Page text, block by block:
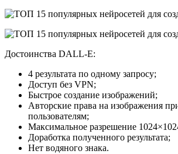
Достоинства DALL-E:
4 результата по одному запросу;
Доступ без VPN;
Быстрое создание изображений;
Авторские права на изображения
пользователям;
Максимальное разрешение
Доработка полученного результата;
Нет водяного знака.